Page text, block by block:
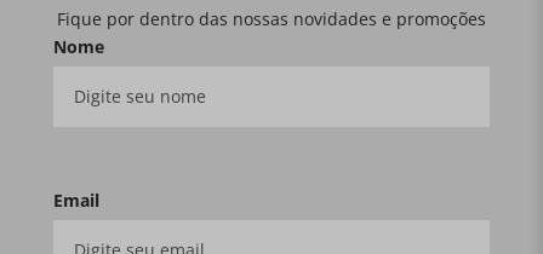
Fique por dentro das nossas novidades e promoções
Nome
Email